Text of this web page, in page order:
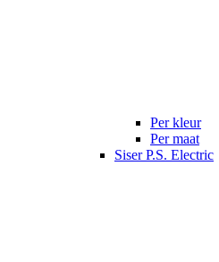
Per kleur
Per maat
Siser P.S. Electric